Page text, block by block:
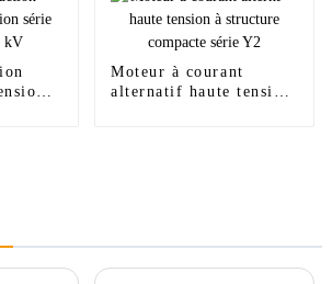
Moteur à courant
alternatif haute tension